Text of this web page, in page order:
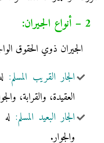
2 – أنواع الجيران:
الجيران ذوي الحقوق
الجار القريب المسلم:
العقيدة، والقرابة،
الجار البعيد المسلم:
والجوار.